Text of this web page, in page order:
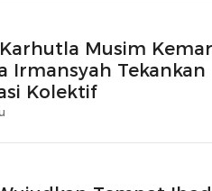
Musim
Irmansyah Tekankan
Kolektif